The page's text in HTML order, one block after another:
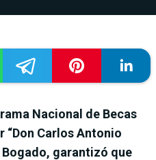
Nacional de Becas
“Don Carlos Antonio
garantizó que